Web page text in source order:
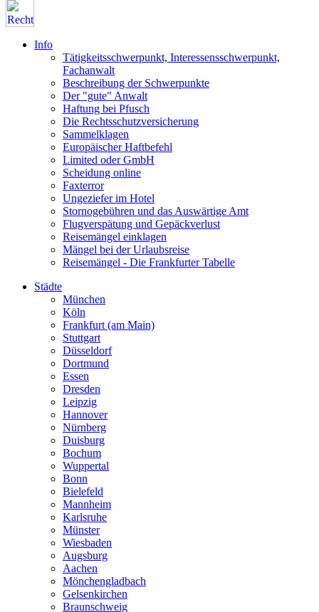
Info
Tätigkeitsschwerpunkt, Interessensschwerpunkt,
Fachanwalt
Beschreibung der Schwerpunkte
Der "gute" Anwalt
Haftung bei Pfusch
Die Rechtsschutzversicherung
Sammelklagen
Europäischer Haftbefehl
Limited oder GmbH
Scheidung online
Faxterror
Ungeziefer im Hotel
Stornogebühren und das Auswärtige Amt
Flugverspätung und Gepäckverlust
Reisemängel einklagen
Mängel bei der Urlaubsreise
Reisemängel - Die Frankfurter Tabelle
Städte
München
Köln
Frankfurt (am Main)
Stuttgart
Düsseldorf
Dortmund
Essen
Dresden
Leipzig
Hannover
Nürnberg
Duisburg
Bochum
Wuppertal
Bonn
Bielefeld
Mannheim
Karlsruhe
Münster
Wiesbaden
Augsburg
Aachen
Mönchengladbach
Gelsenkirchen
Braunschweig